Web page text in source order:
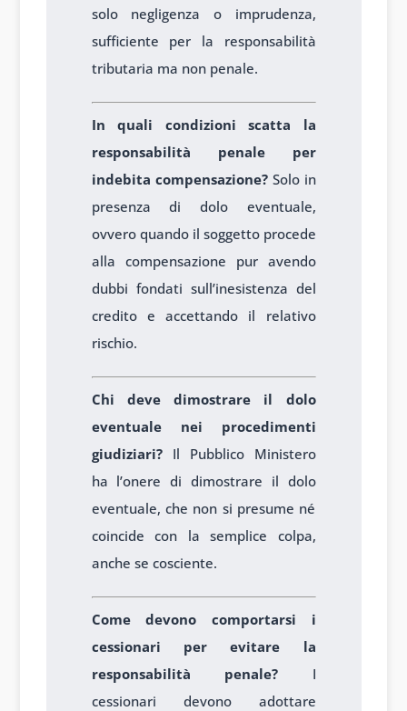
solo negligenza o imprudenza,
sufficiente per la responsabilità
tributaria ma non penale.
In quali condizioni scatta la
responsabilità penale per
indebita compensazione? Solo in
presenza di dolo eventuale,
ovvero quando il soggetto procede
alla compensazione pur avendo
dubbi fondati sull’inesistenza del
credito e accettando il relativo
rischio.
Chi deve dimostrare il dolo
eventuale nei procedimenti
giudiziari? Il Pubblico Ministero
ha l’onere di dimostrare il dolo
eventuale, che non si presume né
coincide con la semplice colpa,
anche se cosciente.
Come devono comportarsi i
cessionari per evitare la
responsabilità penale? I
cessionari devono adottare